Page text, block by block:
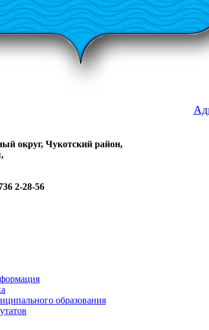
округ, Чукотский район,
2-28-56
образования